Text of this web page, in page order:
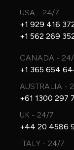
USA - 24/7
+1 929 416
+1 562 269
CANADA -
+1 365 654
AUSTRALIA -
+61 1300 297
UK - 24/7
+44 20 4586
ITALY - 24/7